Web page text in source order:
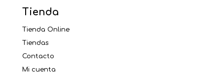
Tienda
Tienda Online
Tiendas
Contacto
Mi cuenta